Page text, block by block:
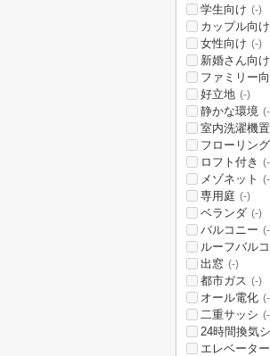
学生向け (-)
カップル向け
女性向け (-)
新婚さん向け
ファミリー
好立地 (-)
静かな環境
室内洗濯機
フローリング
ロフト付き
メゾネット
専用庭 (-)
ベランダ (-)
バルコニー
ルーフバル
出窓 (-)
都市ガス (-)
オール電化
二重サッシ
24時間換気
エレベーター